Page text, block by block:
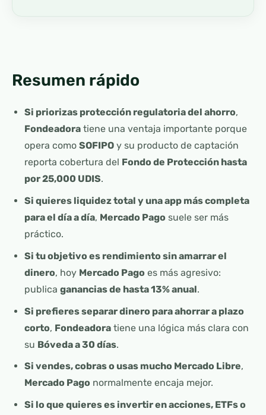
Resumen rápido
Si priorizas protección regulatoria del ahorro,
Fondeadoratiene una ventaja importante porque
opera como SOFIPOy su producto de captación
reporta cobertura del Fondo de Protección hasta
por 25,000 UDIS.
Si quieres liquidez total y una app más completa
para el día a día, Mercado Pago suele ser más
práctico.
Si tu objetivo es rendimiento sin amarrar el
dinero, hoy Mercado Pago es más agresivo:
publica ganancias de hasta 13% anual.
Si prefieres separar dinero para ahorrar a plazo
corto, Fondeadoratiene una lógica más clara con
su Bóveda a 30 días.
Si vendes, cobras o usas mucho Mercado Libre,
Mercado Pago normalmente encaja mejor.
Si lo que quieres es invertir en acciones, ETFs o